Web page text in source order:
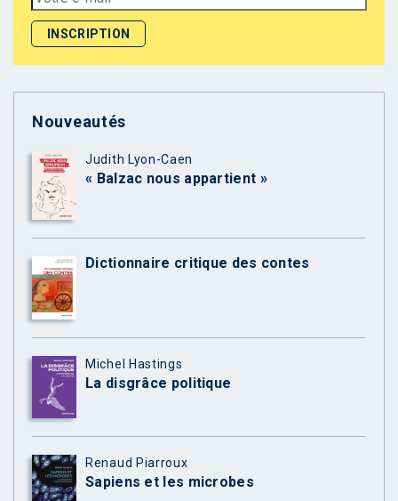
Nouveautés
Judith Lyon-Caen
« Balzac nous appartient »
Dictionnaire critique des contes
Michel Hastings
La disgrâce politique
Renaud Piarroux
Sapiens et les microbes